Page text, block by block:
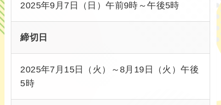
2025年9月7日（日）午前9時～午後5時
締切日
2025年7月15日（火）～8月19日（火）午後
5時